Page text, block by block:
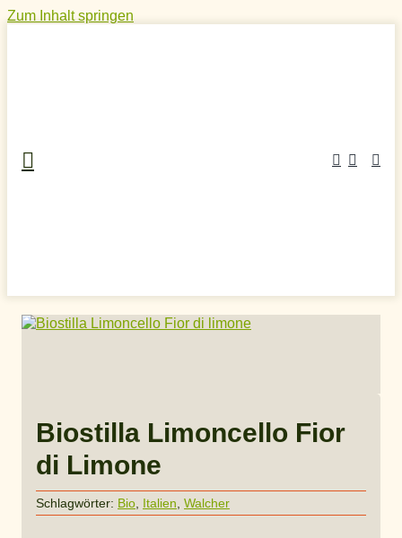
Zum Inhalt springen
Biostilla Limoncello Fior
di Limone
Schlagwörter: Bio Italien Walcher